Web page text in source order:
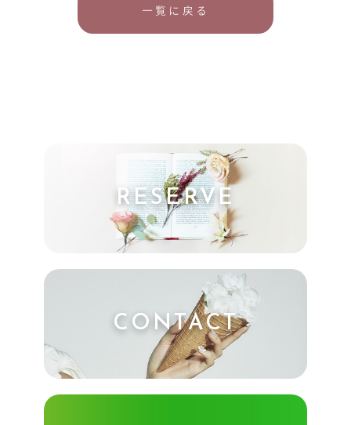
一覧に戻る
RESERVE
CONTACT